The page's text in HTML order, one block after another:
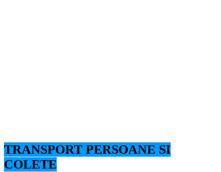
TRANSPORT PERSOANE SI
COLETE